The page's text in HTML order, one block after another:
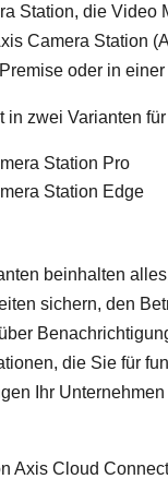
Station, die Video
Camera Station
oder in
in zwei Varianten
Station Pro
Station Edge
beinhalten
sichern, den
die Sie für
Ihr
Axis Cloud